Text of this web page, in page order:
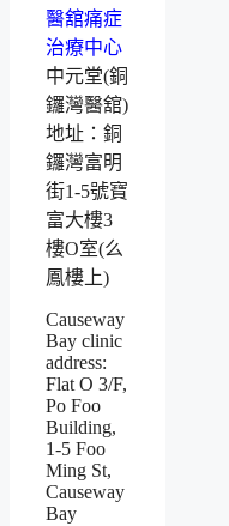
中元堂(銅
鑼灣醫舘)
地址：銅
鑼灣富明
街1-5號寶
富大樓3
樓O室(么
鳳樓上)
Causeway
Bay clinic
address:
Flat O 3/F,
Po Foo
Building,
1-5 Foo
Ming St,
Causeway
Bay